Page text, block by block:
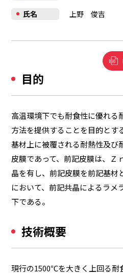
氏名
上野 俊吉
目的
高温環境下でも耐食性に優れる
方法を提供することを目的とす
基材上に被覆される耐熱性及び
皮膜であって、前記皮膜は、Ｚ
晶を有し、前記皮膜を前記基材
において、前記共晶によるラメ
下である。
技術概要
現行の1500℃を大きく上回る耐